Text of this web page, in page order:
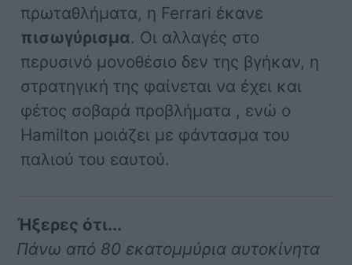
πρωταθλήματα, η Ferrari έκανε
πισωγύρισμα. Οι αλλαγές στο
περυσινό μονοθέσιο δεν της βγήκαν, η
στρατηγική της φαίνεται να έχει και
φέτος σοβαρά προβλήματα , ενώ ο
Hamilton μοιάζει με φάντασμα του
παλιού του εαυτού.
Ήξερες ότι...
Πάνω από 80 εκατομμύρια αυτοκίνητα